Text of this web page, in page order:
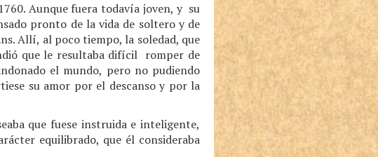
Aunque fuera todavía joven, y su
pronto de la vida de soltero y de
Allí, al poco tiempo, la soledad, que
que le resultaba difícil romper de
el mundo, pero no pudiendo
su amor por el descanso y por la
que fuese instruida e inteligente,
equilibrado, que él consideraba